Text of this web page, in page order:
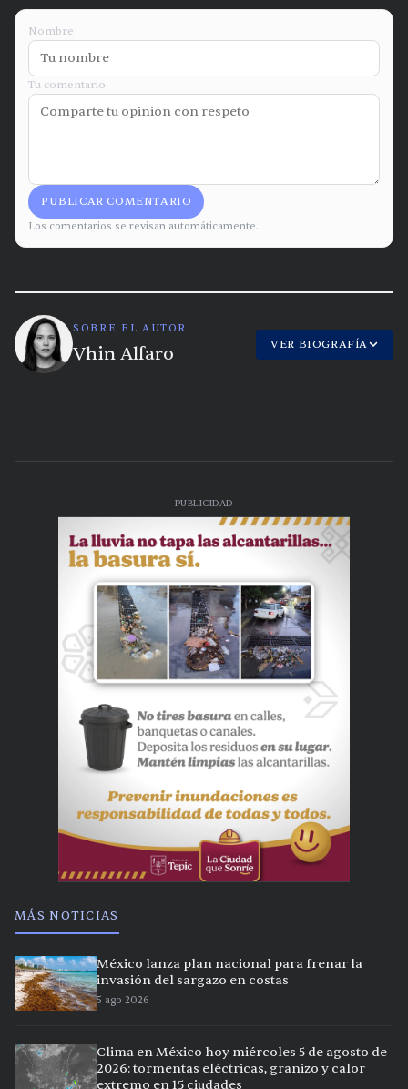
Nombre
Tu comentario
PUBLICAR COMENTARIO
Los comentarios se revisan automáticamente.
SOBRE EL AUTOR
Vhin Alfaro VER BIOGRAFÍA
PUBLICIDAD
MÁS NOTICIAS
México lanza plan nacional para frenar la
invasión del sargazo en costas
5 ago 2026
Clima en México hoy miércoles 5 de agosto de
2026: tormentas eléctricas, granizo y calor
extremo en 15 ciudades